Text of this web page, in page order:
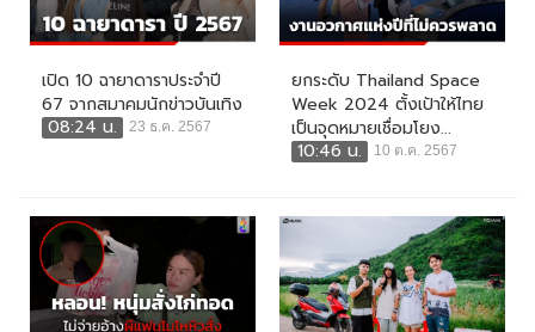
เปิด 10 ฉายาดาราประจำปี
67 จากสมาคมนักข่าวบันเทิง
08:24 น.
23 ธ.ค. 2567
ยกระดับ Thailand Space
Week 2024 ตั้งเป้าให้ไทย
เป็นจุดหมายเชื่อมโยง...
10:46 น.
10 ต.ค. 2567